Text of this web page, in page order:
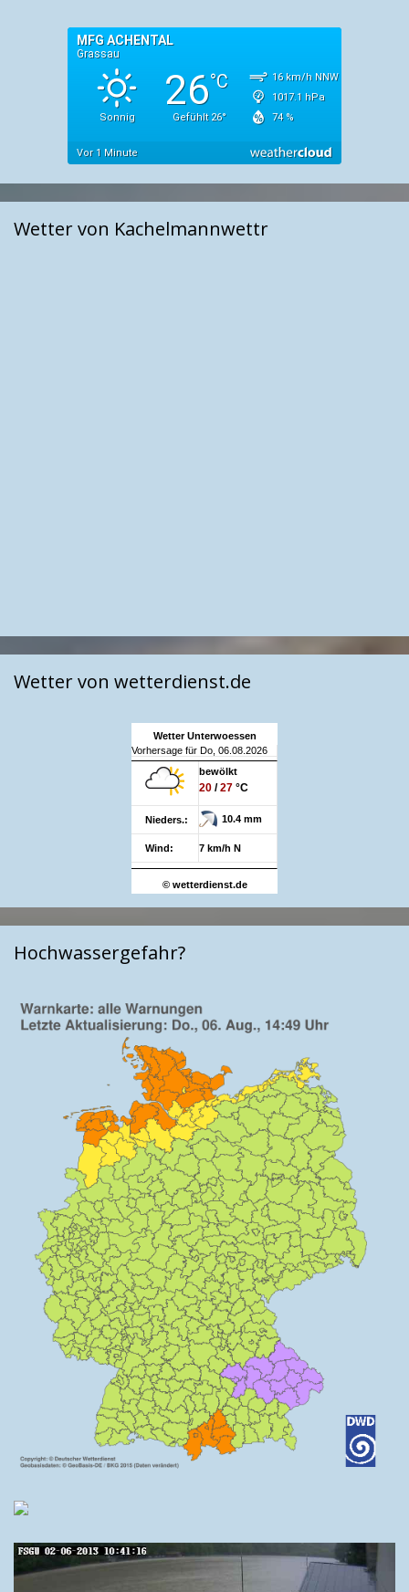
Wetter von Kachelmannwettr
Wetter von wetterdienst.de
Wetter Unterwoessen
Vorhersage für Do, 06.08.2026
bewölkt
20 /27 °C
Nieders.: 10.4 mm
Wind: 7 km/h N
© wetterdienst.de
Hochwassergefahr?